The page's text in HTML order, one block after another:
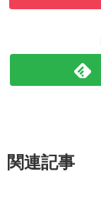
関連記事